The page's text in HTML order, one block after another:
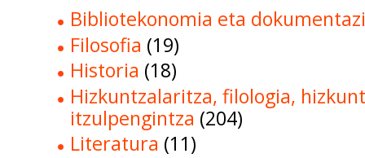
Bibliotekonomia eta
Filosofia (19)
Historia (18)
Hizkuntzalaritza, filologia,
itzulpengintza (204)
Literatura (11)